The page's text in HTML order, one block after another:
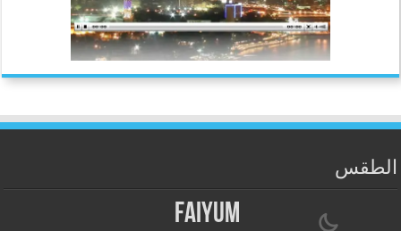
الطقس
Faiyum